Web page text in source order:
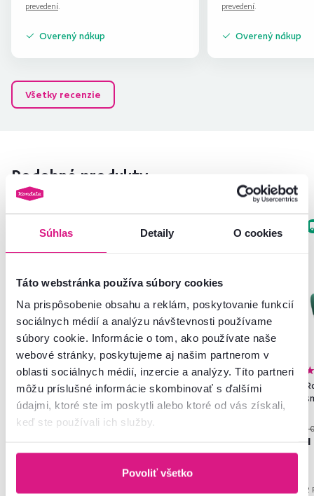
Súhlas Detaily O cookies
Táto webstránka používa súbory cookies
Na prispôsobenie obsahu a reklám, poskytovanie funkcií
sociálnych médií a analýzu návštevnosti používame
súbory cookie. Informácie o tom, ako používate naše
webové stránky, poskytujeme aj našim partnerom v
oblasti sociálnych médií, inzercie a analýzy. Títo partneri
môžu príslušné informácie skombinovať s ďalšími
údajmi, ktoré ste im poskytli alebo ktoré od vás získali,
keď ste používali ich služby.
Povoliť všetko
prevedení.
Overený nákup
prevedení.
Overený nákup
Všetky recenzie
Podobné produkty
4,9 2
Rozkladacia sedacia súprava,
smaragdová, ľavá, KORIO L
1 099 €
2 Farba - detailná, 2 Prevedenie
4,9 2
Rozkladacia sedacia súprava,
1